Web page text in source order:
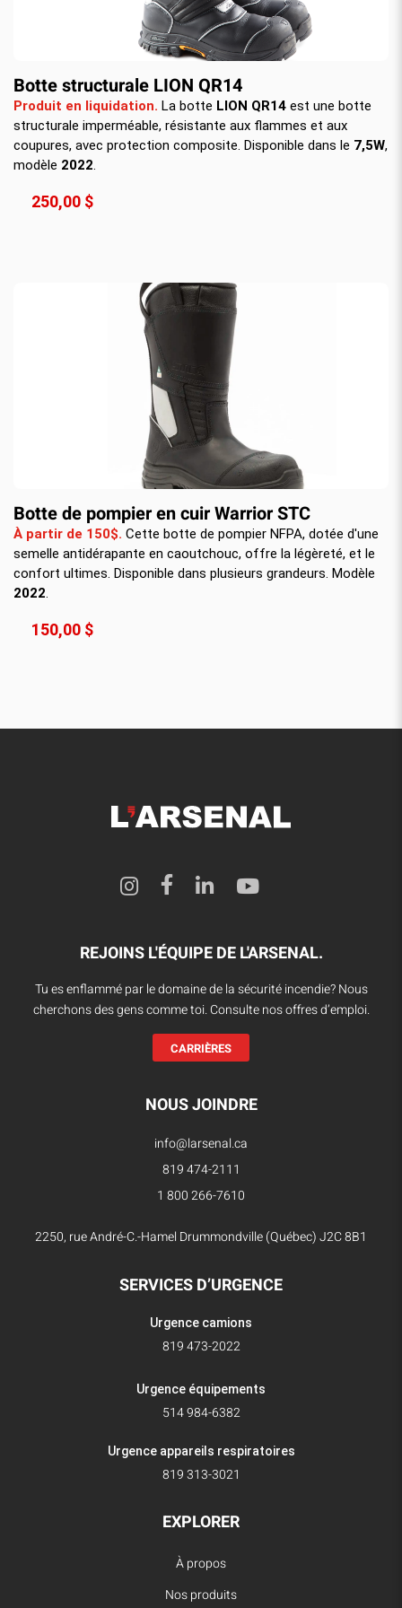
Botte structurale LION QR14
Produit en liquidation. La botte LION QR14 est une botte
structurale imperméable, résistante aux flammes et aux
coupures, avec protection composite. Disponible dans le 7,5W,
modèle 2022.
250,00 $
Botte de pompier en cuir Warrior STC
À partir de 150$. Cette botte de pompier NFPA, dotée d'une
semelle antidérapante en caoutchouc, offre la légèreté, et le
confort ultimes. Disponible dans plusieurs grandeurs. Modèle
2022.
150,00 $
REJOINS L'ÉQUIPE DE L'ARSENAL.
Tu es enflammé par le domaine de la sécurité incendie? Nous
cherchons des gens comme toi. Consulte nos offres d’emploi.
CARRIÈRES
NOUS JOINDRE
info@larsenal.ca
819 474-2111
1 800 266-7610
2250, rue André-C.-Hamel Drummondville (Québec) J2C 8B1
SERVICES D’URGENCE
Urgence camions
819 473-2022
Urgence équipements
514 984-6382
Urgence appareils respiratoires
819 313-3021
EXPLORER
À propos
Nos produits